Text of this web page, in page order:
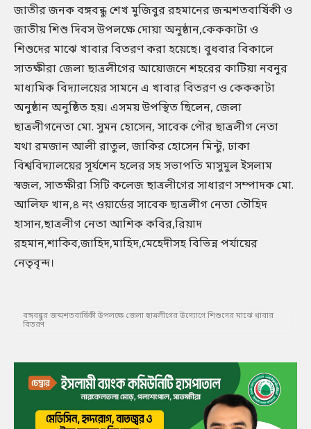
জাতীর জনক বঙ্গবন্ধু শেখ মুজিবুর রহমানের জন্মশতবার্ষিকী ও
জাতীয় শিশু দিবস উপলক্ষে দোয়া অনুষ্ঠান,কেককাটা ও
শিশুদের মাঝে খাবার বিতরণ করা হয়েছে। বুধবার বিকালে
সাতক্ষীরা জেলা ছাত্রলীগের আয়োজনে শহরের কাটিয়া নবনুর
মাধ্যমিক বিদ্যালয়ের সামনে এ খাবার বিতরণ ও কেককাটা
অনুষ্ঠান অনুষ্ঠিত হয়। এসময় উপস্থিত ছিলেন, জেলা
ছাত্রলীগনেতা মো. সুমন হোসেন, সাবেক পৌর ছাত্রলীগ নেতা
যথা রমজান আলী রাতুল, জাকির হোসেন মিন্টু, ঢাকা
বিশ্ববিদ্যালয়ের সূর্যশেন হলের সহ সভাপতি মাসুমুল ইসলাম
স্বজল, সাতক্ষীরা সিটি কলেজ ছাত্রলীগের সাধারণ সম্পাদক মো.
আলিফ খান,৪ নং ওয়ার্ডের সাবেক ছাত্রলীগ নেতা তৌহিদ
হাসান,ছাত্রলীগ নেতা আশিক কবির,রিয়াদ
রহমান,শাকিব,জাহিদ,মাহিদ,মেহেদীসহ বিভিন্ন পর্যায়ের
নেতৃবৃন্দ।
বঙ্গবন্ধুর জন্মশতবার্ষিকী উপলক্ষে জেলা ছাত্রলীগের উদ্যোগে শিশুদের মাঝে খাবার
বিতরণ